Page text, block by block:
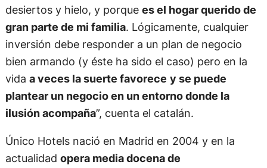
desiertos y hielo, y porque es el hogar querido de
gran parte de mi familia. Lógicamente, cualquier
inversión debe responder a un plan de negocio
bien armando (y éste ha sido el caso) pero en la
vida a veces la suerte favorece y se puede
plantear un negocio en un entorno donde la
ilusión acompaña”, cuenta el catalán.
Único Hotels nació en Madrid en 2004 y en la
actualidad opera media docena de